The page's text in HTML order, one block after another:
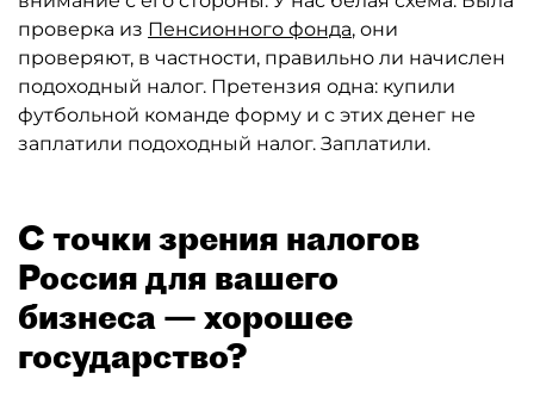
проверка из Пенсионного фонда, они
проверяют, в частности, правильно ли начислен
подоходный налог. Претензия одна: купили
футбольной команде форму и с этих денег не
заплатили подоходный налог. Заплатили.
С точки зрения налогов
Россия для вашего
бизнеса — хорошее
государство?